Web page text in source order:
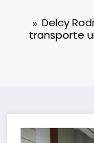
Delcy
transporte